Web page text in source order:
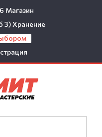
Магазин
3)Хранение